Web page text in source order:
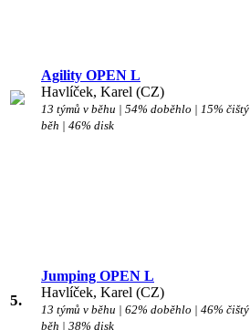
Agility OPEN L
Havlíček, Karel (CZ)
13 týmů v běhu | 54% doběhlo | 15% čištý
běh | 46% disk
5.
Jumping OPEN L
Havlíček, Karel (CZ)
13 týmů v běhu | 62% doběhlo | 46% čištý
běh | 38% disk